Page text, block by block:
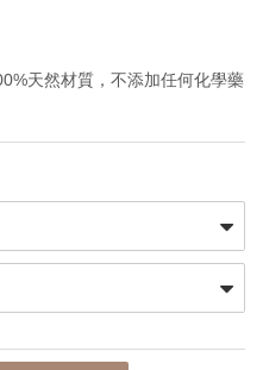
天然材質，不添加任何化學藥